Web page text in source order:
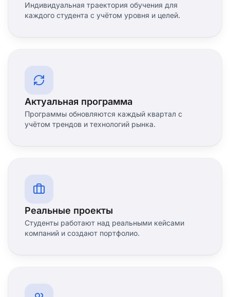
Индивидуальная траектория обучения для
каждого студента с учётом уровня и целей.
Актуальная программа
Программы обновляются каждый квартал с
учётом трендов и технологий рынка.
Реальные проекты
Студенты работают над реальными кейсами
компаний и создают портфолио.